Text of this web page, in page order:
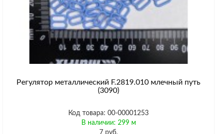
Регулятор металлический F.2819.010 млечный путь
(3090)
Код товара: 00-00001253
В наличии: 299 м